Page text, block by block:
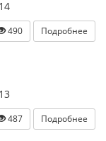
490 Подробнее
487 Подробнее